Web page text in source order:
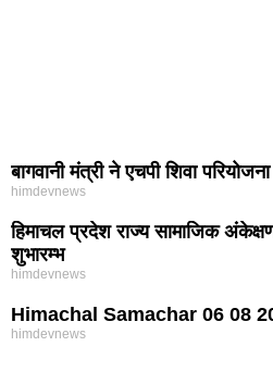
बागवानी मंत्री ने एचपी शिवा
himdevnews
हिमाचल प्रदेश राज्य सामाजिक
शुभारम्भ
himdevnews
Himachal Samachar 06 08
himdevnews